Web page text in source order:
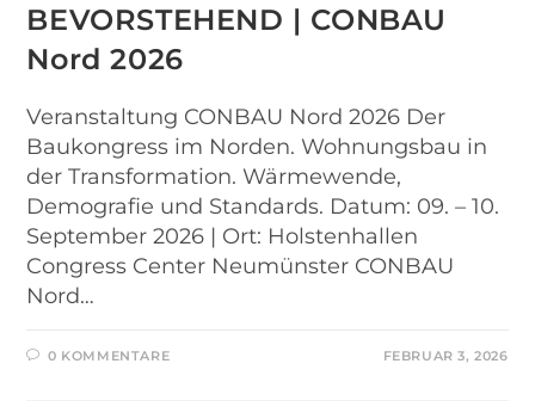
BEVORSTEHEND | CONBAU
Nord 2026
Veranstaltung CONBAU Nord 2026 Der
Baukongress­ im Norden. Wohnungsbau in
der Transformation. Wärmewende,
Demografie und Standards. Datum: 09. – 10.
September 2026 | Ort: Holstenhallen
Congress Center Neumünster CONBAU
Nord…
0 KOMMENTARE FEBRUAR 3, 2026